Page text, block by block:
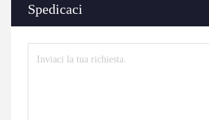
Spedicaci